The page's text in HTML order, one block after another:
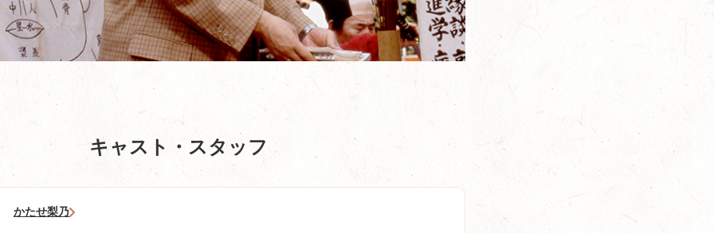
キャスト・スタッフ
かたせ梨乃